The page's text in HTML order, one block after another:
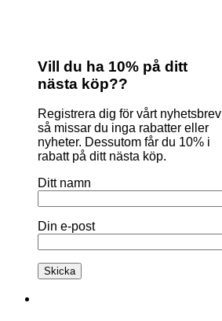
Vill du ha 10% på ditt
nästa köp??
Registrera dig för vårt nyhetsbrev
så missar du inga rabatter eller
nyheter. Dessutom får du 10% i
rabatt på ditt nästa köp.
Ditt namn
Din e-post